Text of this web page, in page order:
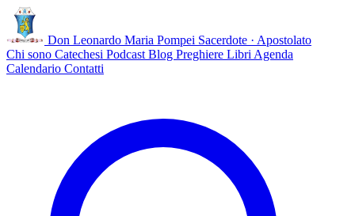
Don Leonardo Maria Pompei Sacerdote · Apostolato
Chi sono Catechesi Podcast Blog Preghiere Libri Agenda
Calendario Contatti